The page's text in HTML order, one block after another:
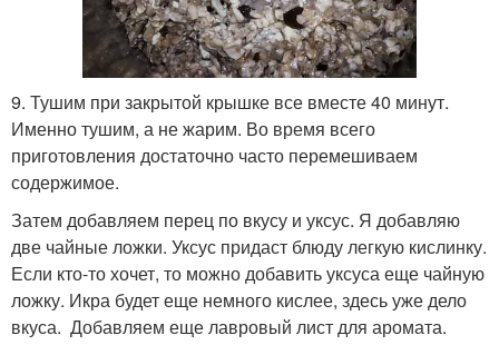
9. Тушим при закрытой крышке все вместе 40 минут.
Именно тушим, а не жарим. Во время всего
приготовления достаточно часто перемешиваем
содержимое.
Затем добавляем перец по вкусу и уксус. Я добавляю
две чайные ложки. Уксус придаст блюду легкую кислинку.
Если кто-то хочет, то можно добавить уксуса еще чайную
ложку. Икра будет еще немного кислее, здесь уже дело
вкуса. Добавляем еще лавровый лист для аромата.